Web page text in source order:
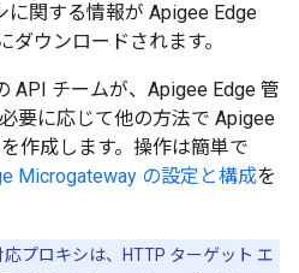
に関する情報が Apigee Edge
ダウンロードされます。
API チームが、Apigee Edge 管
要に応じて他の方法で Apigee
作成します。操作は簡単で
Microgateway の設定と構成を
プロキシは、HTTP ターゲット エ